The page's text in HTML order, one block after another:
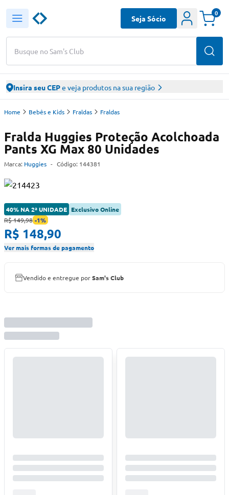
Busque no Sam's Club
Seja Sócio
0
Insira seu CEPe veja produtos na sua região
Home Bebês e Kids Fraldas Fraldas
Fralda Huggies Proteção Acolchoada
Pants XG Max 80 Unidades
Marca: Huggies - Código: 144381
40% NA 2ª UNIDADE Exclusivo Online
R$ 149,98 -1%
R$ 148,90
Ver mais formas de pagamento
Vendido e entregue porSam's Club